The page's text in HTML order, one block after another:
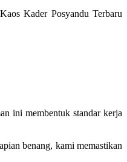
Kader Posyandu Terbaru
ini membentuk standar kerja
benang, kami memastikan